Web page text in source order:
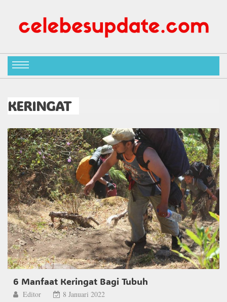
KERINGAT
6 Manfaat Keringat Bagi Tubuh
Editor
8 Januari 2022